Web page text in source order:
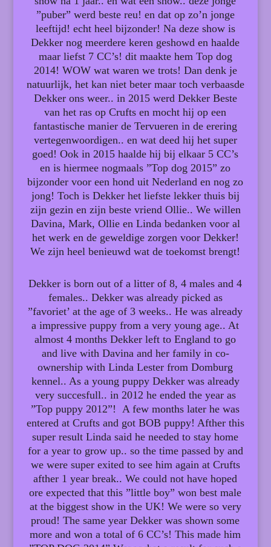
”puber” werd beste reu! en dat op zo’n jonge
leeftijd! echt heel bijzonder! Na deze show is
Dekker nog meerdere keren geshowd en haalde
maar liefst 7 CC’s! dit maakte hem Top dog
2014! WOW wat waren we trots! Dan denk je
natuurlijk, het kan niet beter maar toch verbaasde
Dekker ons weer.. in 2015 werd Dekker Beste
van het ras op Crufts en mocht hij op een
fantastische manier de Tervueren in de erering
vertegenwoordigen.. en wat deed hij het super
goed! Ook in 2015 haalde hij bij elkaar 5 CC’s
en is hiermee nogmaals ”Top dog 2015” zo
bijzonder voor een hond uit Nederland en nog zo
jong! Toch is Dekker het liefste lekker thuis bij
zijn gezin en zijn beste vriend Ollie.. We willen
Davina, Mark, Ollie en Linda bedanken voor al
het werk en de geweldige zorgen voor Dekker!
We zijn heel benieuwd wat de toekomst brengt!
Dekker is born out of a litter of 8, 4 males and 4
females.. Dekker was already picked as
”favoriet’ at the age of 3 weeks.. He was already
a impressive puppy from a very young age.. At
almost 4 months Dekker left to England to go
and live with Davina and her family in co-
ownership with Linda Lester from Domburg
kennel.. As a young puppy Dekker was already
very succesfull.. in 2012 he ended the year as
”Top puppy 2012”! A few months later he was
entered at Crufts and got BOB puppy! Afther this
super result Linda said he needed to stay home
for a year to grow up.. so the time passed by and
we were super exited to see him again at Crufts
afther 1 year break.. We could not have hoped
ore expected that this ”little boy” won best male
at the biggest show in the UK! We were so very
proud! The same year Dekker was shown some
more and won a total of 6 CC’s! This made him